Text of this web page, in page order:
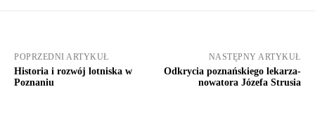
POPRZEDNI ARTYKUŁ
Historia i rozwój lotniska w
Poznaniu
NASTĘPNY ARTYKUŁ
Odkrycia poznańskiego lekarza-
nowatora Józefa Strusia